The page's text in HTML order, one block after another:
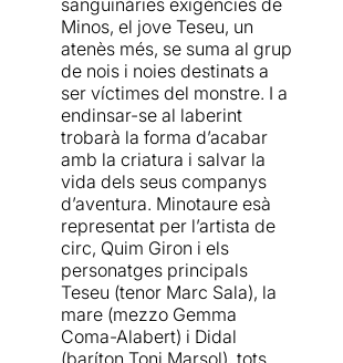
espectacle del que se n’han
fet moltes representacions
arreu del món com a Lisboa,
París o la Xina,.... Per que
sigui més propera al públic
on es representa, sempre
s’ha traduït a la llengua
materna de la ciutat on
s’interpreta, per la qual
cosa, en aquesta ocasió la
podem escoltar en català,
gràcies al dramaturg,
escriptor i traductor català
Marc Rosich,que n’ha fet la
traducció del text.
Minos, el jove Teseu, un
atenès més, se suma al grup
de nois i noies destinats a
ser víctimes del monstre. I a
endinsar-se al laberint
trobarà la forma d’acabar
amb la criatura i salvar la
vida dels seus companys
d’aventura. Minotaure esà
representat per l’artista de
circ, Quim Giron i els
personatges principals
Teseu (tenor Marc Sala), la
mare (mezzo Gemma
Coma-Alabert) i Didal
(baríton Toni Marsol), tots